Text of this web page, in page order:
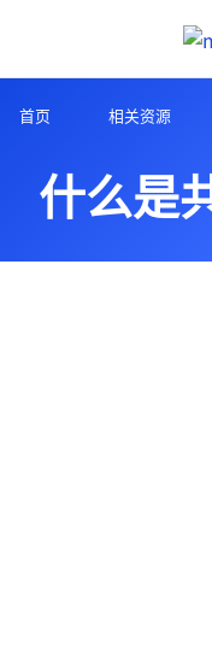
Header menu toggle
首页 相关资源
什么是